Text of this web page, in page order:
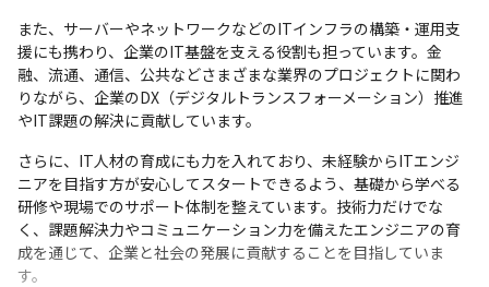
経験や適性に応じて、上流工程（要件定義や設計）やマネ
ジメント領域など、幅広いキャリアを築いていくことがで
きます。
また、サーバーやネットワークなどのITインフラの構築・運用支
援にも携わり、企業のIT基盤を支える役割も担っています。金
融、流通、通信、公共などさまざまな業界のプロジェクトに関わ
りながら、企業のDX（デジタルトランスフォーメーション）推進
やIT課題の解決に貢献しています。
さらに、IT人材の育成にも力を入れており、未経験からITエンジ
ニアを目指す方が安心してスタートできるよう、基礎から学べる
研修や現場でのサポート体制を整えています。技術力だけでな
く、課題解決力やコミュニケーション力を備えたエンジニアの育
成を通じて、企業と社会の発展に貢献することを目指していま
す。